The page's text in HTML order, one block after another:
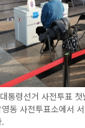
통령선거 사전투표 첫
동 사전투표소에서